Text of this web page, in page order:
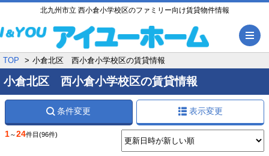
北九州市立 西小倉小学校区のファミリー向け賃貸物件情報
TOP 小倉北区 西小倉小学校区の賃貸情報
小倉北区 西小倉小学校区の賃貸情報
条件変更 表示変更
1～24件目 (96件)